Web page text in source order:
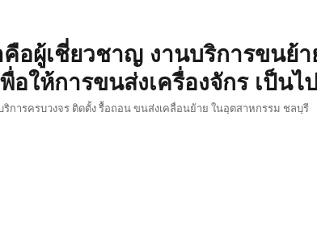
อผู้เชี่ยวชาญ งานบริการขนย้
ให้การขนส่งเครื่องจักร เป็นไ
การครบวงจร ติดตั้ง รื้อถอน ขนส่งเคลื่อนย้าย ในอุตสาหกรรม ชลบุรี